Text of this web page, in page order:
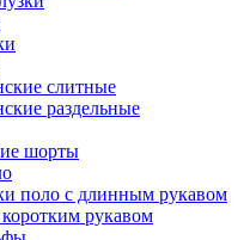
слитные
раздельные
шорты
поло с длинным рукавом
рукавом